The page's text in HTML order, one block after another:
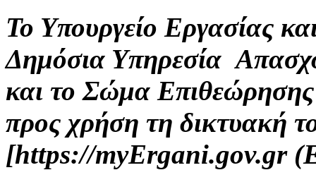
Το Υπουργείο Εργασίας
Δημόσια Υπηρεσία
και το Σώμα
προς χρήση τη δικτυακή
[https://myErgani.gov.gr